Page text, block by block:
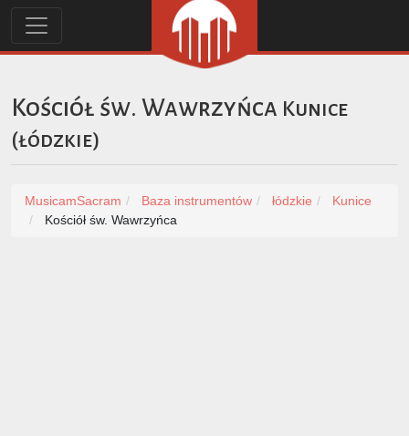
Kościół św. Wawrzyńca Kunice
(łódzkie)
MusicamSacram Baza instrumentów łódzkie
Kunice
Kościół św. Wawrzyńca